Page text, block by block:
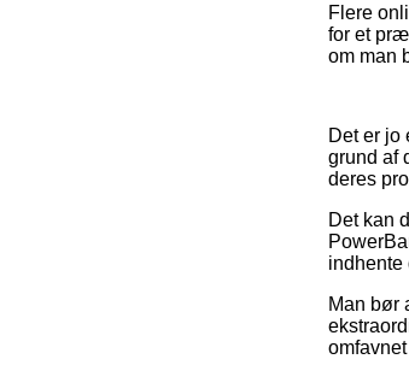
Flere
for et
om man
Det er jo
grund af
deres
Det kan
indhente
Man bør